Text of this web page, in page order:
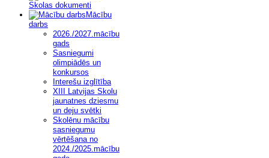
Skolas dokumenti
Mācību
darbs
2026./2027.mācību
gads
Sasniegumi
olimpiādēs un
konkursos
Interešu izglītība
XIII Latvijas Skolu
jaunatnes dziesmu
un deju svētki
Skolēnu mācību
sasniegumu
vērtēšana no
2024./2025.mācību